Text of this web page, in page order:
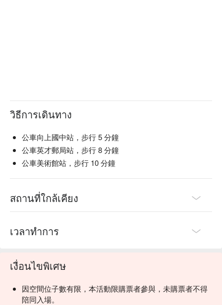
วิธีการเดินทาง
公車向上國中站，步行 5 分鐘
公車英才郵局站，步行 8 分鐘
公車美術館站，步行 10 分鐘
สถานที่ใกล้เคียง
เวลาทำการ
เงื่อนไขพิเศษ
因空間位子數有限，本活動限購票者參與，未購票者不得
陪同入場。